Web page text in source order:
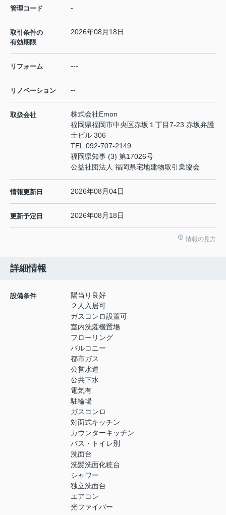
管理コード -
取引条件の
有効期限
2026年08月18日
リフォーム ---
リノベーション --
取扱会社
株式会社Emon
福岡県福岡市中央区赤坂１丁目7-23 赤坂弁護
士ビル 306
TEL:092-707-2149
福岡県知事 (3) 第17026号
公益社団法人 福岡県宅地建物取引業協会
情報更新日 2026年08月04日
更新予定日 2026年08月18日
情報の見方
詳細情報
設備条件
陽当り良好
２人入居可
ガスコンロ設置可
室内洗濯機置場
フローリング
バルコニー
都市ガス
公営水道
公共下水
電気有
駐輪場
ガスコンロ
対面式キッチン
カウンターキッチン
バス・トイレ別
洗面台
洗髪洗面化粧台
シャワー
独立洗面台
エアコン
光ファイバー